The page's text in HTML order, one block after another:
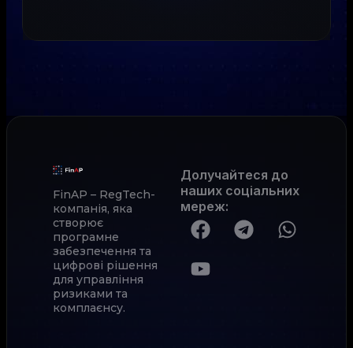
FinAP – RegTech-
компанія, яка
створює
програмне
забезпечення та
цифрові рішення
для управління
ризиками та
комплаєнсу.
Долучайтеся до
наших соціальних
мереж: